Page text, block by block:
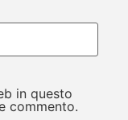
in questo
commento.